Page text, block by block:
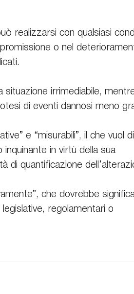
realizzarsi con qualsiasi
o nel
situazione irrimediabile,
di eventi dannosi meno
e “misurabili”, il che vuol
inquinante in virtù della sua
di quantificazione
che dovrebbe
regolamentari o